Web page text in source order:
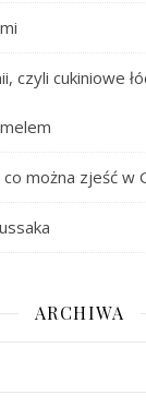
czyli cukiniowe
można zjeść w
ARCHIWA